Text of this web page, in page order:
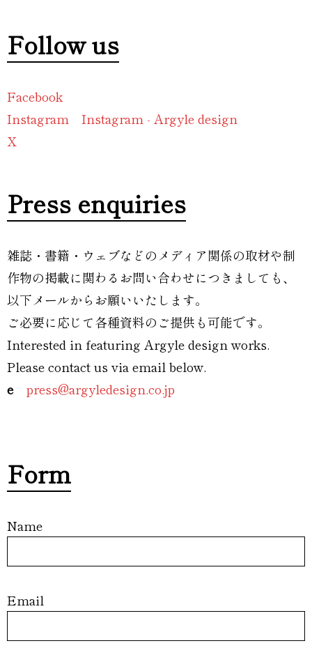
Follow us
Facebook
Instagram
Instagram - Argyle design
X
Press enquiries
雑誌・書籍・ウェブなどのメディア関係の取材や制
作物の掲載に関わるお問い合わせにつきましても、
以下メールからお願いいたします。
ご必要に応じて各種資料のご提供も可能です。
Interested in featuring Argyle design works.
Please contact us via email below.
e
press@argyledesign.co.jp
Form
Name
Email